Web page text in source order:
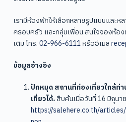
เรามีห้องพักให้เลือกหลายรูปแบบและห
ครอบครัว และกลุ่มเพื่อน สนใจจองห้อ
เติม โทร.02-966-6111หรืออีเมล
ข้อมูลอ้างอิง
ปักหมุด สถานที่ท่องเที่ยวใกล้ท่า
เที่ยวได้.สืบค้นเมื่อวันที่ 16 มิถุนา
https://salehere.co.th/